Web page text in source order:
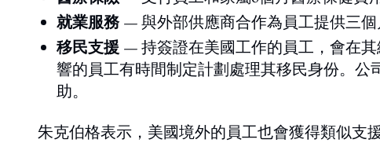
就業服務— 與外部供應商合作為員工提供三個
移民支援 — 持簽證在美國工作的員工，會在
響的員工有時間制定計劃處理其移民身份。
助。
朱克伯格表示，美國境外的員工也會獲得類似支